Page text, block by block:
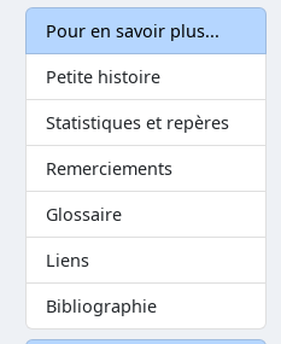
Pour en savoir plus...
Petite histoire
Statistiques et repères
Remerciements
Glossaire
Liens
Bibliographie